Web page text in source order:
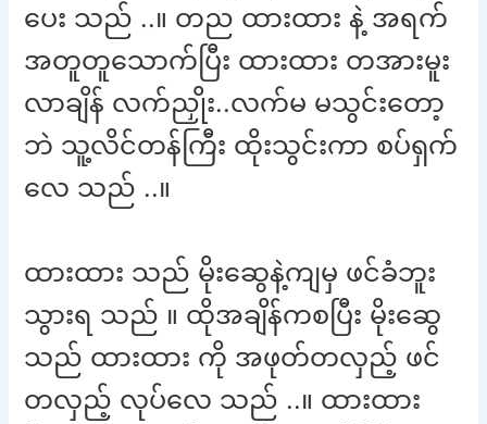
ပေး သည် ..။ တည ထားထား နဲ့ အရက်
အတူတူသောက်ပြီး ထားထား တအားမူး
လာချိန် လက်ညှိုး..လက်မ မသွင်းတော့
ဘဲ သူ့လိင်တန်ကြီး ထိုးသွင်းကာ စပ်ရှက်
လေ သည် ..။
ထားထား သည် မိုးဆွေနဲ့ကျမှ ဖင်ခံဘူး
သွားရ သည် ။ ထိုအချိန်ကစပြီး မိုးဆွေ
သည် ထားထား ကို အဖုတ်တလှည့် ဖင်
တလှည့် လုပ်လေ သည် ..။ ထားထား